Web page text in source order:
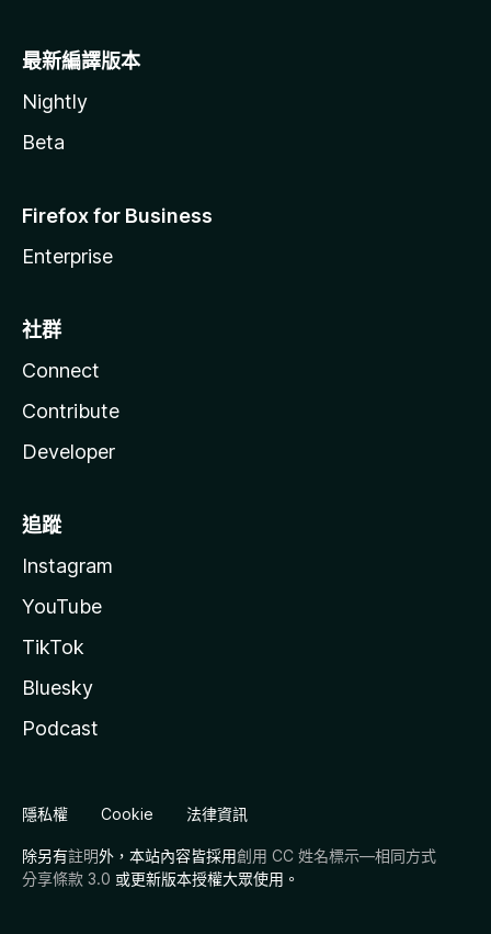
最新編譯版本
Nightly
Beta
Firefox for Business
Enterprise
社群
Connect
Contribute
Developer
追蹤
Instagram
YouTube
TikTok
Bluesky
Podcast
隱私權 Cookie 法律資訊
除另有註明外，本站內容皆採用創用 CC 姓名標示—相同方式
分享條款 3.0 或更新版本授權大眾使用。